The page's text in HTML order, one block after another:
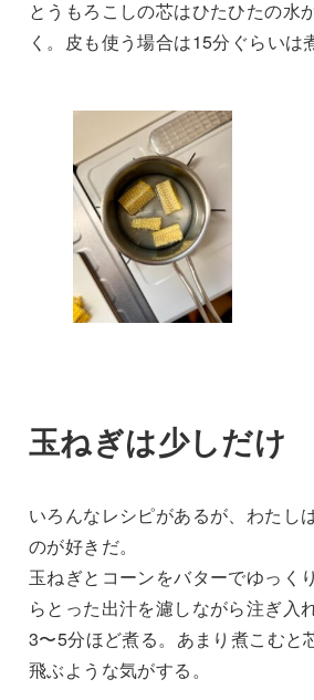
とうもろこしの芯はひたひたの水
く。皮も使う場合は15分ぐらいは
玉ねぎは少しだけ
いろんなレシピがあるが、わたし
のが好きだ。
玉ねぎとコーンをバターでゆっく
らとった出汁を濾しながら注ぎ入
3〜5分ほど煮る。あまり煮こむと
飛ぶような気がする。